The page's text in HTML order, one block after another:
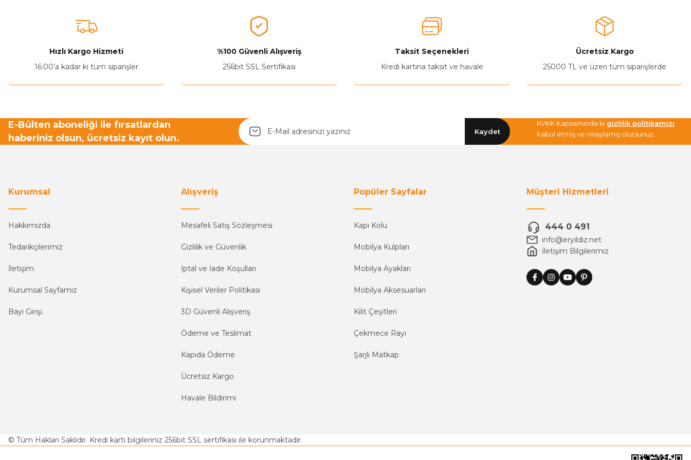
Ürün açıklamasında eksik bilgiler bulunuyor.
Hızlı Kargo Hizmeti
16:00’a kadar ki tüm siparişler
%100 Güvenli Alışveriş
256bit SSL Sertifikası
Taksit Seçenekleri
Kredi kartına taksit ve havale
Ücretsiz Kargo
25000 TL ve üzeri tüm siparişlerde
E-Bülten aboneliği ile fırsatlardan
haberiniz olsun, ücretsiz kayıt olun.
Kaydet
KVKK Kapsamında ki gizlilik politikamızı
kabul etmiş ve onaylamış olursunuz.
Kurumsal
Hakkımızda
Tedarikçilerimiz
İletişim
Kurumsal Sayfamız
Bayi Girişi
Alışveriş
Mesafeli Satış Sözleşmesi
Gizlilik ve Güvenlik
İptal ve İade Koşulları
Kişisel Veriler Politikası
3D Güvenli Alışveriş
Ödeme ve Teslimat
Kapıda Ödeme
Ücretsiz Kargo
Havale Bildirimi
Popüler Sayfalar
Kapı Kolu
Mobilya Kulpları
Mobilya Ayakları
Mobilya Aksesuarları
Kilit Çeşitleri
Çekmece Rayı
Şarjlı Matkap
Müşteri Hizmetleri
444 0 491
info@eryildiz.net
İletişim Bilgilerimiz
© Tüm Hakları Saklıdır. Kredi kartı bilgileriniz 256bit SSL sertifikası ile korunmaktadır.